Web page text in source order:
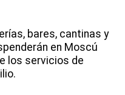
bares, cantinas y
en Moscú
los servicios de